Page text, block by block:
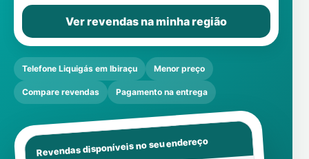
Ver revendas na minha região
Telefone Liquigás em Ibiraçu Menor preço
Compare revendas Pagamento na entrega
Revendas disponíveis no seu endereço